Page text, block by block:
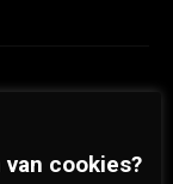
用
cookies?